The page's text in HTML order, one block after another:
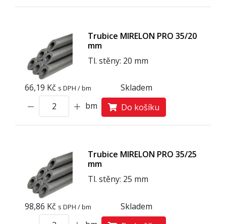
Trubice MIRELON PRO 35/20
mm
Tl. stěny: 20 mm
66,19 Kč s DPH / bm
Skladem
bm
Do košíku
Trubice MIRELON PRO 35/25
mm
Tl. stěny: 25 mm
98,86 Kč s DPH / bm
Skladem